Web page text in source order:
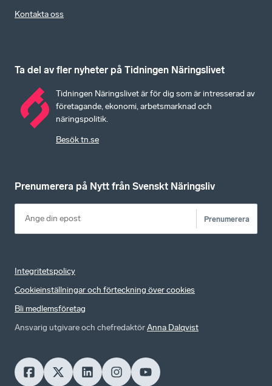
Kontakta oss
Ta del av fler nyheter på Tidningen Näringslivet
Tidningen Näringslivet är för dig som är intresserad av
företagande, ekonomi, arbetsmarknad och
näringspolitik.
Besök tn.se
Prenumerera på Nytt från Svenskt Näringsliv
Prenumerera
Integritetspolicy
Cookieinställningar och förteckning över cookies
Bli medlemsföretag
Ansvarig utgivare och chefredaktörAnna Dalqvist